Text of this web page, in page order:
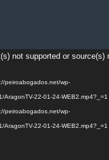
not supported or source(s)
peiroabogados.net/wp-
22-01-24-WEB2.mp4?_=1
peiroabogados.net/wp-
22-01-24-WEB2.mp4?_=1